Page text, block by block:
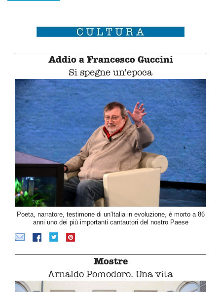
Addio a Francesco Guccini
Si spegne un'epoca
Poeta, narratore, testimone di un'Italia in evoluzione, è morto a 86
anni uno dei più importanti cantautori del nostro Paese
Mostre
Arnaldo Pomodoro. Una vita